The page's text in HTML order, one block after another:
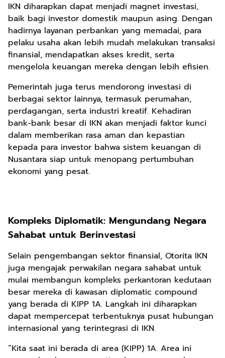
IKN diharapkan dapat menjadi magnet investasi,
baik bagi investor domestik maupun asing. Dengan
hadirnya layanan perbankan yang memadai, para
pelaku usaha akan lebih mudah melakukan transaksi
finansial, mendapatkan akses kredit, serta
mengelola keuangan mereka dengan lebih efisien.
Pemerintah juga terus mendorong investasi di
berbagai sektor lainnya, termasuk perumahan,
perdagangan, serta industri kreatif. Kehadiran
bank-bank besar di IKN akan menjadi faktor kunci
dalam memberikan rasa aman dan kepastian
kepada para investor bahwa sistem keuangan di
Nusantara siap untuk menopang pertumbuhan
ekonomi yang pesat.
Kompleks Diplomatik: Mengundang Negara
Sahabat untuk Berinvestasi
Selain pengembangan sektor finansial, Otorita IKN
juga mengajak perwakilan negara sahabat untuk
mulai membangun kompleks perkantoran kedutaan
besar mereka di kawasan diplomatic compound
yang berada di KIPP 1A. Langkah ini diharapkan
dapat mempercepat terbentuknya pusat hubungan
internasional yang terintegrasi di IKN.
“Kita saat ini berada di area (KIPP) 1A. Area ini